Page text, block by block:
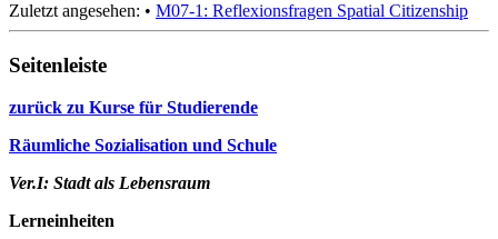
Zuletzt angesehen: • M07-1: Reflexionsfragen Spatial Citizenship
Seitenleiste
zurück zu Kurse für Studierende
Räumliche Sozialisation und Schule
Ver.I: Stadt als Lebensraum
Lerneinheiten